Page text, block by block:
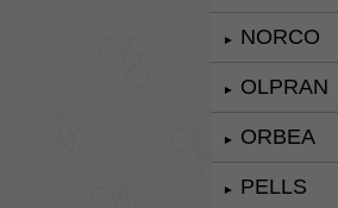
► NORCO
► OLPRAN
► ORBEA
► PELLS